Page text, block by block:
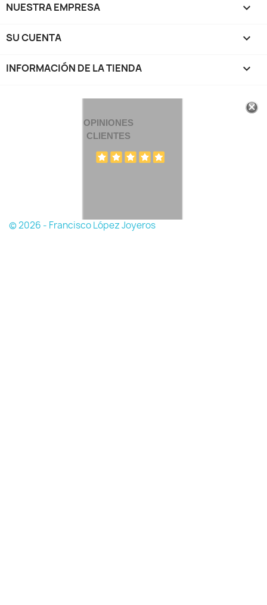
NUESTRA EMPRESA 
SU CUENTA 
INFORMACIÓN DE LA TIENDA keyboard_arrow_down
OPINIONES
CLIENTES
© 2026 - Francisco López Joyeros